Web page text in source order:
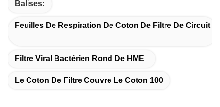
Balises:
Feuilles De Respiration De Coton De Filtre De Circuit
Filtre Viral Bactérien Rond De HME
Le Coton De Filtre Couvre Le Coton 100